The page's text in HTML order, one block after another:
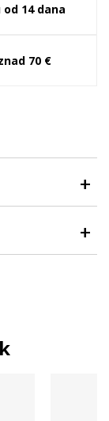
14 dana
70 €